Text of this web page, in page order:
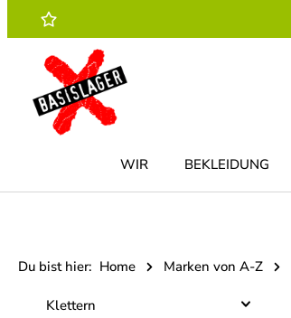
Hauptinhalt springen
Zur Suche springen
Zur Hauptnavigation springen
WIR BEKLEIDUNG
Du bist hier: Home Marken von A-Z
Klettern